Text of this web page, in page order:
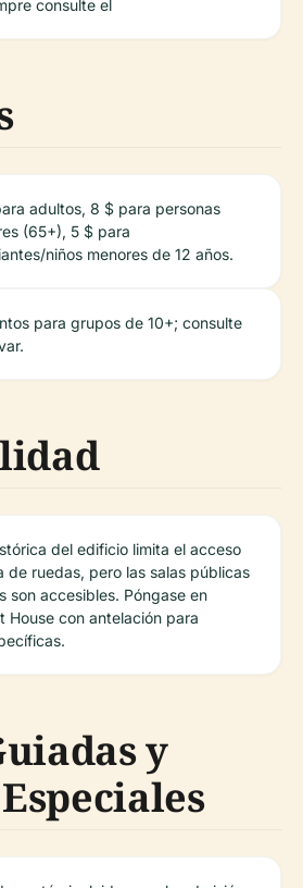
consulte el
adultos, 8 $ para personas
(65+), 5 $ para
niños menores de 12 años.
para grupos de 10+; consulte
del edificio limita el acceso
de ruedas, pero las salas públicas
son accesibles. Póngase en
House con antelación para
y